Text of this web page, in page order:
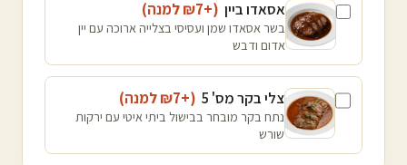
אסאדו ביין (+₪
7 למנה)
בשר אסאדו שמן ועסיסי בצלייה ארוכה עם יין
אדום ודבש
צלי בקר מס' 5 (+₪
7 למנה)
נתח בקר מובחר בבישול ביתי איטי עם ירקות
שורש